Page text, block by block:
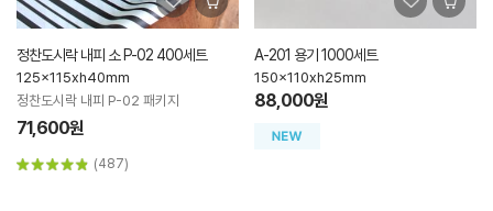
정찬도시락 내피 소 P-02 400세트
125x115xh40mm
정찬도시락 내피 P-02 패키지
71,600원
(487)
A-201 용기 1000세트
150x110xh25mm
88,000원